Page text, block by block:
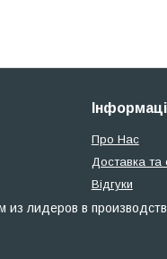
Про Нас
Доставка та
Відгуки
лидеров в